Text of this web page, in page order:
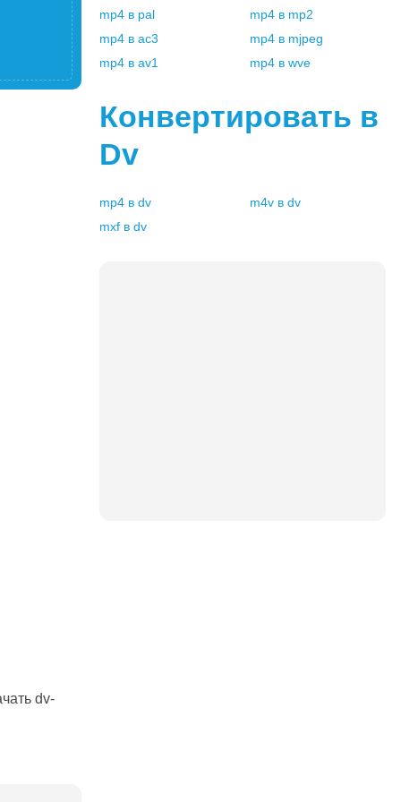
dv-
mp4 в pal mp4 в mp2
mp4 в ac3 mp4 в mjpeg
mp4 в av1 mp4 в wve
Конвертировать в
Dv
mp4 в dv m4v в dv
mxf в dv